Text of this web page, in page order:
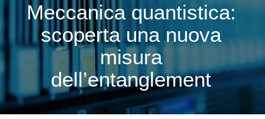
Meccanica quantistica:
scoperta una nuova
misura
dell’entanglement